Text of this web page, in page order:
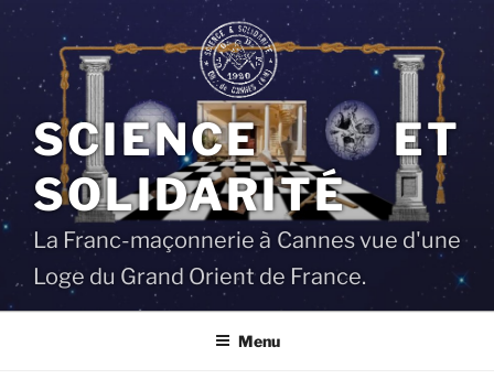
Aller
contenu
principal
SCIENCE ET
SOLIDARITÉ
La Franc-maçonnerie à Cannes vue d'une
Loge du Grand Orient de France.
Menu